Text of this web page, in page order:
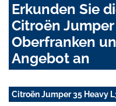
Erkunden Sie
Citroën
Oberfranken
Angebot an
Citroën Jumper 35 Heavy